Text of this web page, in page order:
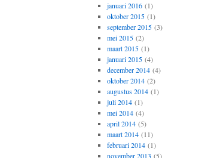
januari 2016(1)
oktober 2015(1)
september 2015(3)
mei 2015(2)
maart 2015(1)
januari 2015(4)
december 2014(4)
oktober 2014(2)
augustus 2014(1)
juli 2014(1)
mei 2014(4)
april 2014(5)
maart 2014(11)
februari 2014(1)
november 2013 (5)